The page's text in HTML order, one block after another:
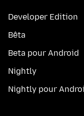
Developer Edition
Bêta
Beta pour Android
Nightly
Nightly pour